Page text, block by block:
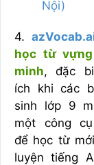
Nội)
4.
học từ
minh, đặc
ích khi các
sinh lớp 9
một công
để học từ
luyện tiếng